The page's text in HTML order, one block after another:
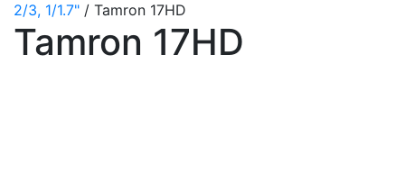
2/3, 1/1.7" / Tamron 17HD
Tamron 17HD